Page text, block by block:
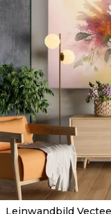
Leinwandbild